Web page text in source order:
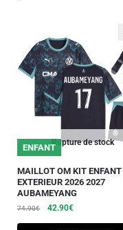
Rupture de stock
ENFANT
MAILLOT OM KIT ENFANT
EXTERIEUR 2026 2027
AUBAMEYANG
74.90€ 42.90€